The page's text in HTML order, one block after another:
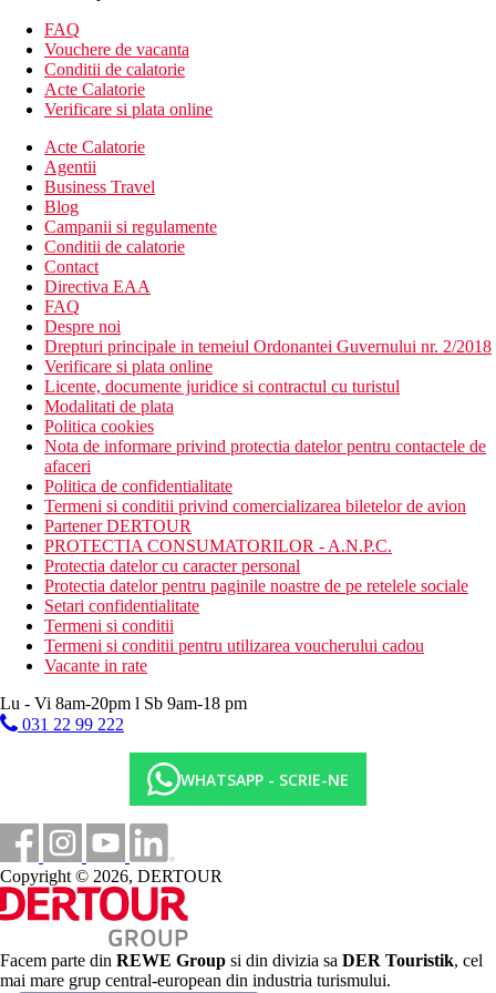
inchiriere auto/biciclete
spalatorie
Internet WIFI gratuit
nisipos
sezlonguri si umbrele contra cost
Activitati sportive
Gratuit
piscina cu apa dulce
sezlonguri si umbrele la piscina, prosoape la un depozit
sala de gimnastica
tenis de masa
animatii de zi si de seara
Contra cost
biliard
sporturi nautice pe plaja
Mese
Demipensiune (DP) – mic dejun si cina tip bufet.
Bauturile cu cina sunt contra cost.
Pensiune completa (FB) – mic dejun, pranz, cina tip bufet.
Bauturile pentru pranz si cina sunt taxate.
Categoria oficiala
3 stele
Distanţe
17 km
800 m
Distanta pana la plaja
Vacanta la plaja
Galerie foto
FAQ
Vouchere de vacanta
Conditii de calatorie
Acte Calatorie
Verificare si plata online
Acte Calatorie
Agentii
Business Travel
Blog
Campanii si regulamente
Conditii de calatorie
Contact
Directiva EAA
FAQ
Despre noi
Drepturi principale in temeiul Ordonantei Guvernului nr. 2/2018
Verificare si plata online
Licente, documente juridice si contractul cu turistul
Modalitati de plata
Politica cookies
Nota de informare privind protectia datelor pentru contactele de
afaceri
Politica de confidentialitate
Termeni si conditii privind comercializarea biletelor de avion
Partener DERTOUR
PROTECTIA CONSUMATORILOR - A.N.P.C.
Protectia datelor cu caracter personal
Protectia datelor pentru paginile noastre de pe retelele sociale
Setari confidentialitate
Termeni si conditii
Termeni si conditii pentru utilizarea voucherului cadou
Vacante in rate
Lu - Vi 8am-20pm l Sb 9am-18 pm
031 22 99 222
WHATSAPP - SCRIE-NE
Copyright © 2026, DERTOUR
Facem parte din REWE Group si din divizia sa DER Touristik, cel
mai mare grup central-european din industria turismului.